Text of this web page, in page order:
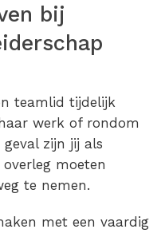
bij
teamlid tijdelijk
werk of rondom
geval zijn jij als
moeten
te nemen.
met een vaardig